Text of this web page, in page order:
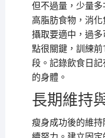
但不過量，少量
高脂肪食物，消
攝取要適中，過
點很關鍵，訓練
段。記錄飲食日
的身體。
長期維持
瘦身成功後的維